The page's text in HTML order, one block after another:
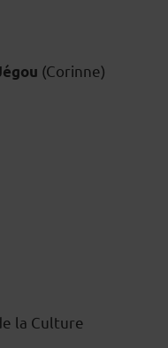
(Corinne)
la Culture